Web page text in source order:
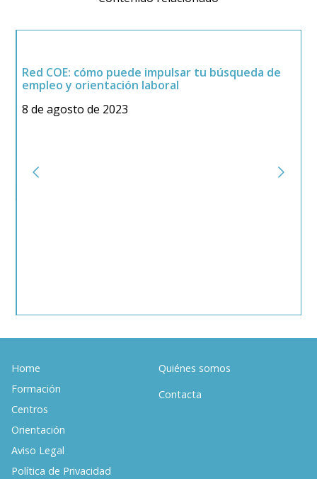
Red COE: cómo puede impulsar tu búsqueda de
empleo y orientación laboral
8 de agosto de 2023
Home
Formación
Centros
Orientación
Aviso Legal
Política de Privacidad
Quiénes somos
Contacta